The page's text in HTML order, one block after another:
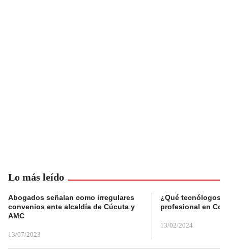
Lo más leído
Abogados señalan como irregulares
convenios ente alcaldía de Cúcuta y
AMC
13/07/2023
¿Qué tecnólogos
profesional en
13/02/2024